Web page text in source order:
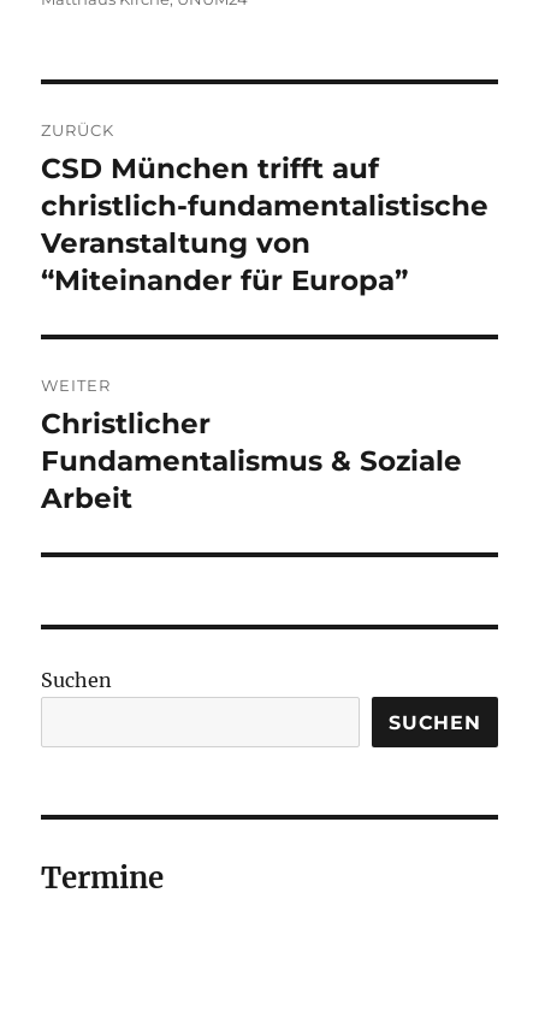
ZURÜCK
Vorheriger
Beitrag:
CSD München trifft auf
christlich-fundamentalistische
Veranstaltung von
“Miteinander für Europa”
WEITER
Nächster
Beitrag:
Christlicher
Fundamentalismus & Soziale
Arbeit
Suchen
SUCHEN
Termine